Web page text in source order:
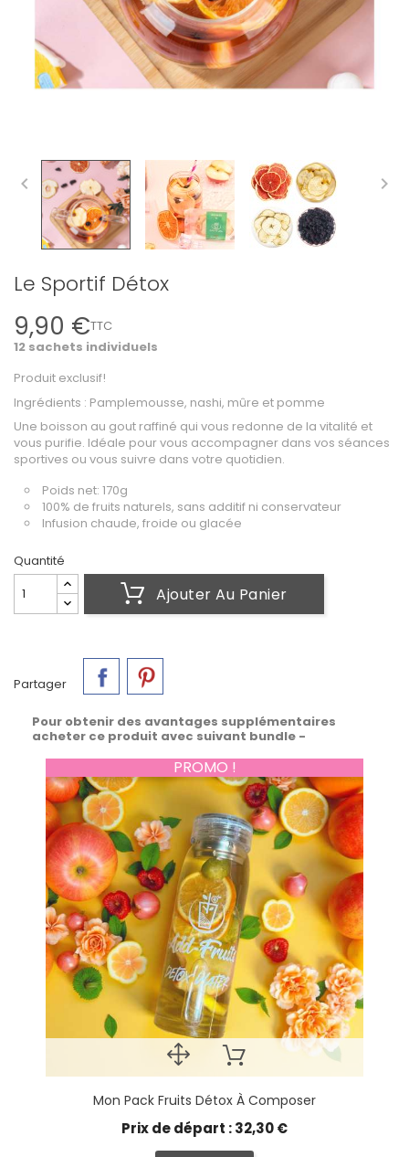
 
Le Sportif Détox
9,90 €TTC
12 sachets individuels
Produit exclusif!
Ingrédients : Pamplemousse, nashi, mûre et pomme
Une boisson au gout raffiné qui vous redonne de la vitalité et
vous purifie. Idéale pour vous accompagner dans vos séances
sportives ou vous suivre dans votre quotidien.
Poids net: 170g
100% de fruits naturels, sans additif ni conservateur
Infusion chaude, froide ou glacée
Quantité
Ajouter Au Panier
Partager
Pour obtenir des avantages supplémentaires
acheter ce produit avec suivant bundle -
Mon Pack Fruits Détox À Composer
Prix de départ : 32,30 €
PROMO !